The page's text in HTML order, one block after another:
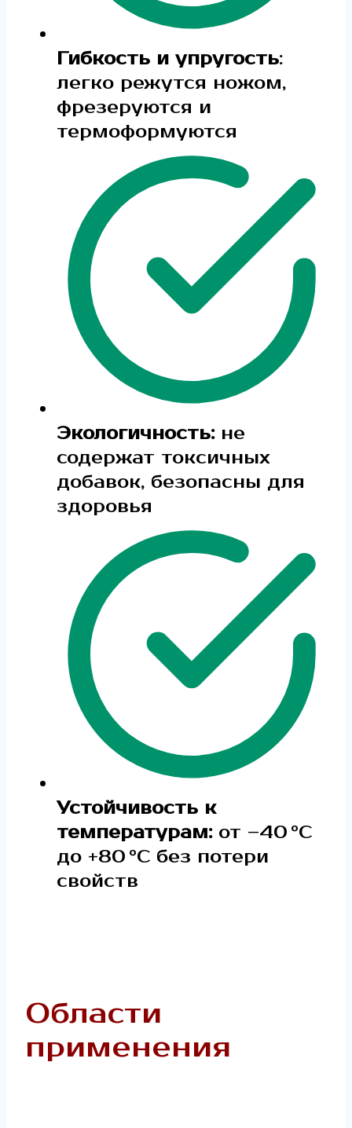
Гибкость и упругость:
легко режутся ножом,
фрезеруются и
термоформуются
Экологичность:не
содержат токсичных
добавок, безопасны для
здоровья
Устойчивость к
температурам:от –40 °C
до +80 °C без потери
свойств
Области
применения